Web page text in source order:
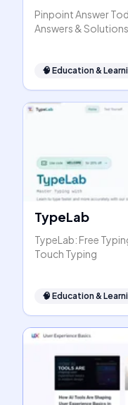
Pinpoint Answer
Answers & Solutions
🧠 Education &
TypeLab
TypeLab: Free
Touch Typing
🧠 Education &